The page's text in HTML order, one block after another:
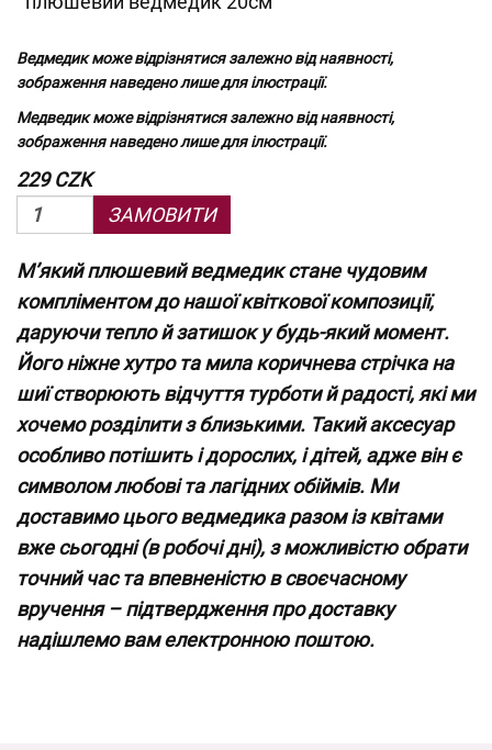
Ведмедик може відрізнятися залежно від наявності,
зображення наведено лише для ілюстрації.
Медведик може відрізнятися залежно від наявності,
зображення наведено лише для ілюстрації.
229 CZK
ЗАМОВИТИ
М’який плюшевий ведмедик стане чудовим
компліментом до нашої квіткової композиції,
даруючи тепло й затишок у будь-який момент.
Його ніжне хутро та мила коричнева стрічка на
шиї створюють відчуття турботи й радості, які ми
хочемо розділити з близькими. Такий аксесуар
особливо потішить і дорослих, і дітей, адже він є
символом любові та лагідних обіймів. Ми
доставимо цього ведмедика разом із квітами
вже сьогодні (в робочі дні), з можливістю обрати
точний час та впевненістю в своєчасному
вручення – підтвердження про доставку
надішлемо вам електронною поштою.